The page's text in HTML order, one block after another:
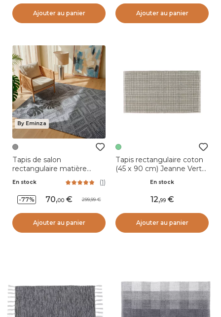
Ajouter au panier Ajouter au panier
By Eminza
Tapis de salon
rectangulaire matière
recyclée tuftée (160 x 230
cm) Shelton Gris
En stock (1)
-77% 70,00 299,99
Ajouter au panier
Tapis rectangulaire coton
(45 x 90 cm) Jeanne Vert
En stock
12,99
Ajouter au panier